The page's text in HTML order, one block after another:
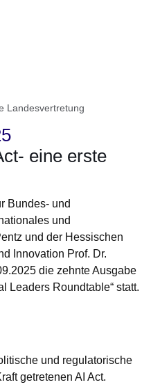
Landesvertretung
eine erste
Bundes- und
und
und der Hessischen
Innovation Prof. Dr.
die zehnte Ausgabe
Leaders Roundtable“ statt.
und regulatorische
getretenen AI Act.